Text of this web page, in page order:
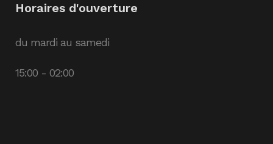
Horaires d'ouverture
du mardi au samedi
15:00 - 02:00